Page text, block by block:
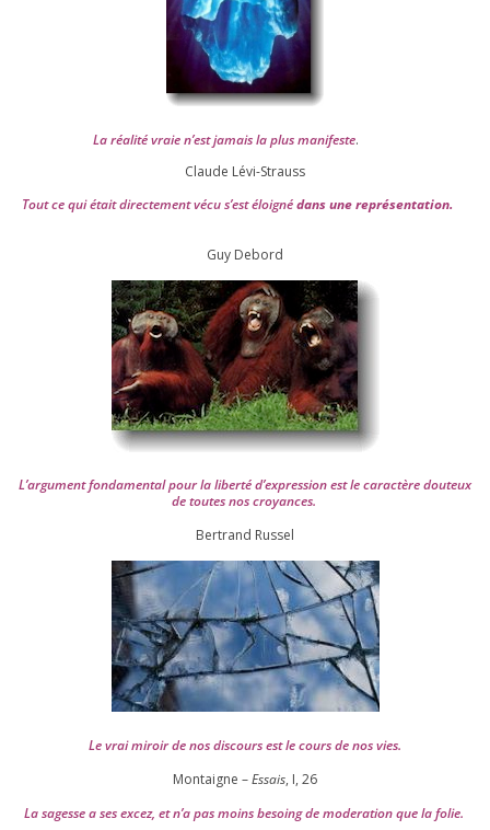
La réa­lité vraie n’est jamais la plus mani­feste.
Claude Lévi-Strauss
Tout ce qui était direc­te­ment vécu s’est éloi­gnédans une repré­sen­ta­tion.
Guy Debord
L’argument fon­da­men­tal pour la liber­té d’expression est le carac­tère dou­teux
de toutes nos croyances.
Ber­trand Russel
Le vrai miroir de nos dis­cours est le cours de nos vies.
Montaigne –Essais, I, 26
La sagesse a ses excez, et n’a pas moins besoing de mode­ra­tion que la folie.